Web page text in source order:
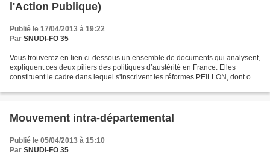
l'Action Publique)
Publié le 17/04/2013 à 19:22
Par SNUDI-FO 35
Vous trouverez en lien ci-dessous un ensemble de documents qui analysent,
expliquent ces deux piliers des politiques d’austérité en France. Elles
constituent le cadre dans lequel s'inscrivent les réformes PEILLON, dont on
Mouvement intra-départemental
Publié le 05/04/2013 à 15:10
Par SNUDI-FO 35